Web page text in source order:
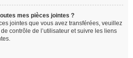
mes pièces jointes ?
jointes que vous avez transférées, veuillez
contrôle de l’utilisateur et suivre les liens